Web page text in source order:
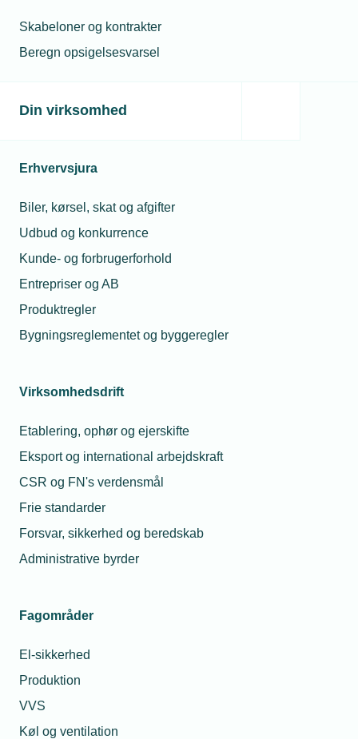
Skabeloner og kontrakter
Beregn opsigelsesvarsel
Din virksomhed
Erhvervsjura
Biler, kørsel, skat og afgifter
Udbud og konkurrence
Kunde- og forbrugerforhold
Entrepriser og AB
Produktregler
Bygningsreglementet og byggeregler
Virksomhedsdrift
Etablering, ophør og ejerskifte
Eksport og international arbejdskraft
CSR og FN's verdensmål
Frie standarder
Forsvar, sikkerhed og beredskab
Administrative byrder
Fagområder
El-sikkerhed
Produktion
VVS
Køl og ventilation